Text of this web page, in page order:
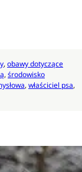
, obawy dotyczące
, środowisko
, właściciel psa